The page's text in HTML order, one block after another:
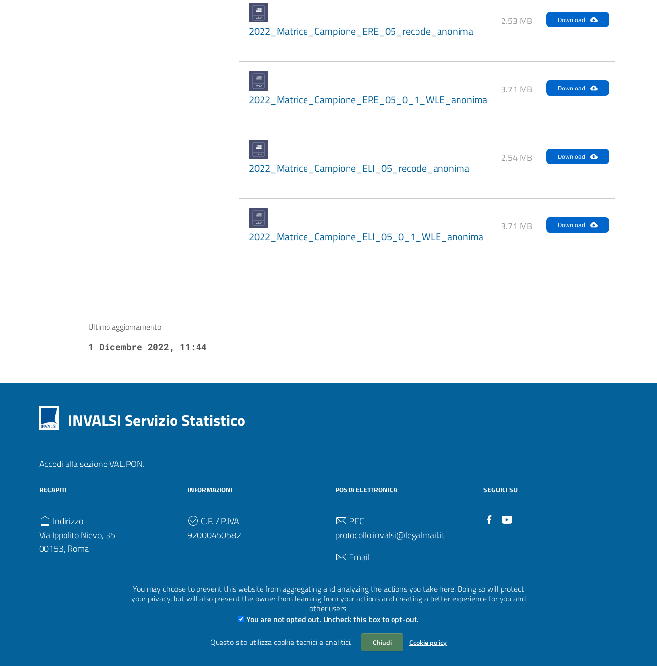
You may choose to prevent this website from aggregating and analyzing the actions you take here. Doing so will protect
your privacy, but will also prevent the owner from learning from your actions and creating a better experience for you and
other users.
You are not opted out. Uncheck this box to opt-out.
Questo sito utilizza cookie tecnici e analitici.
Chiudi Cookie policy
2022_Matrice_Campione_ERE_05_recode_anonima
2.53 MB Download
2022_Matrice_Campione_ERE_05_0_1_WLE_anonima
3.71 MB Download
2022_Matrice_Campione_ELI_05_recode_anonima
2.54 MB Download
2022_Matrice_Campione_ELI_05_0_1_WLE_anonima
3.71 MB Download
Ultimo aggiornamento
1 Dicembre 2022, 11:44
INVALSI Servizio Statistico
Accedi alla sezione VAL.PON.
RECAPITI
Indirizzo
Via Ippolito Nievo, 35
00153, Roma
INFORMAZIONI
C.F. / P.IVA
92000450582
POSTA ELETTRONICA
PEC
protocollo.invalsi@legalmail.it
Email
Email
restituzione.dati@invalsi.it
SEGUICI SU